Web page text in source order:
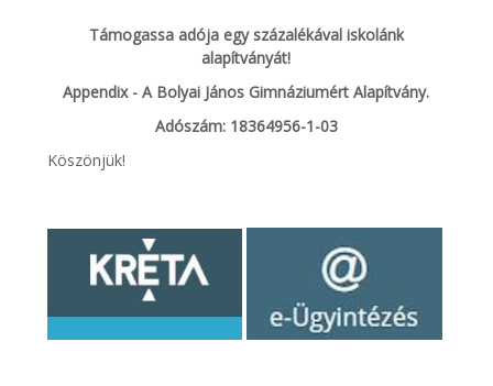
Támogassa adója egy százalékával iskolánk
alapítványát!
Appendix - A Bolyai János Gimnáziumért Alapítvány.
Adószám: 18364956-1-03
Köszönjük!